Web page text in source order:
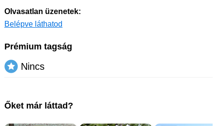
Olvasatlan üzenetek:
Belépve láthatod
Prémium tagság
Nincs
Őket már láttad?